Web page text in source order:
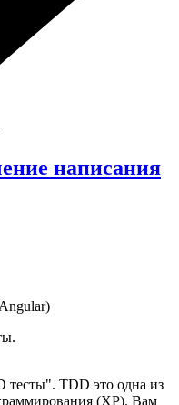
написания
тесты". TDD это одна из
(XP). Вам